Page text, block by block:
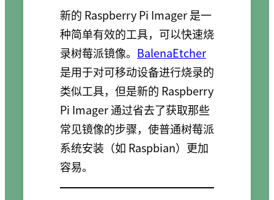
新的 Raspberry Pi Imager 是一
种简单有效的工具，可以快速烧
录树莓派镜像。 BalenaEtcher
是用于对可移动设备进行烧录的
类似工具，但是新的 Raspberry
Pi Imager 通过省去了获取那些
常见镜像的步骤，使普通树莓派
系统安装（如 Raspbian）更加
容易。